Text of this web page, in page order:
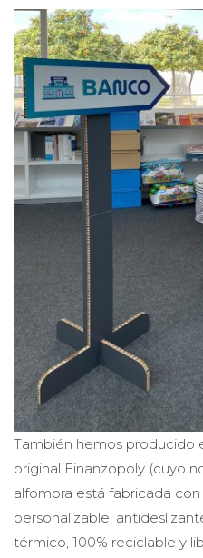
También hemos producido
original Finanzopoly (cuyo
alfombra está fabricada con
personalizable,
térmico, 100% reciclable y